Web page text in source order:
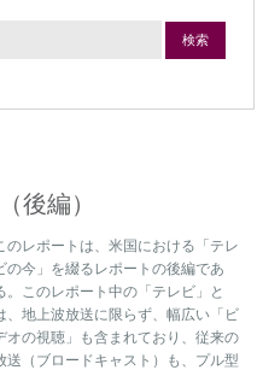
検索
後編）
のレポートは、米国における「テレ
の今」を綴るレポートの後編であ
。このレポート中の「テレビ」と
、地上波放送に限らず、幅広い「ビ
オの視聴」も含まれており、従来の
送（ブロードキャスト）も、プル型